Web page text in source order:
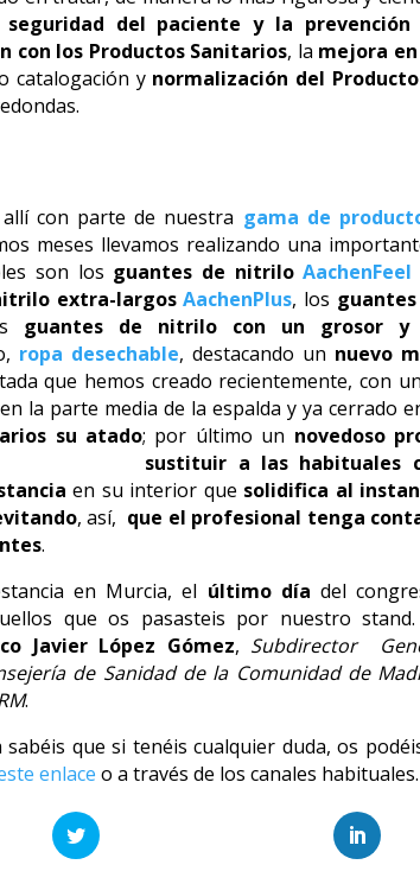
seguridad del paciente y la prevención
con los Productos Sanitarios, la mejora
catalogación y normalización del
con parte de nuestra gama de
meses llevamos realizando una
son los guantes de nitrilo
extra-largosAachenPlus, los
guantes de nitrilo con un grosor y
ropa desechable, destacando un nuevo
que hemos creado recientemente, con un
la parte media de la espalda y ya cerrado
su atado; por último un novedoso
sustituir a las habituales
en su interior que solidifica al
, así, que el profesional tenga
.
en Murcia, el último día del
que os pasasteis por nuestro
Javier López Gómez, Subdirector
de Sanidad de la Comunidad de
.
que si tenéis cualquier duda, os
enlace o a través de los canales habituales.